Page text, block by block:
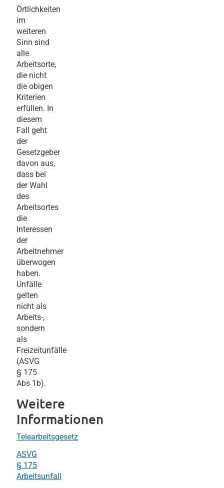
Örtlichkeiten
im
weiteren
Sinn sind
alle
Arbeitsorte,
die nicht
die obigen
Kriterien
erfüllen. In
diesem
Fall geht
der
Gesetzgeber
davon aus,
dass bei
der Wahl
des
Arbeitsortes
die
Interessen
der
Arbeitnehmer
überwogen
haben.
Unfälle
gelten
nicht als
Arbeits-,
sondern
als
Freizeitunfälle
(ASVG
§ 175
Abs 1b).
Weitere
Informationen
Telearbeitsgesetz
ASVG
§ 175
Arbeitsunfall